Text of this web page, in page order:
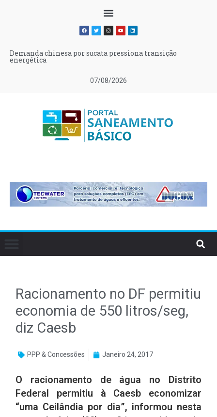
07/08/2026
Demanda chinesa por sucata pressiona transição
energética
Racionamento no DF permitiu
economia de 550 litros/seg,
diz Caesb
PPP & Concessões Janeiro 24, 2017
O racionamento de água no Distrito
Federal permitiu à Caesb economizar
“uma Ceilândia por dia”, informou nesta